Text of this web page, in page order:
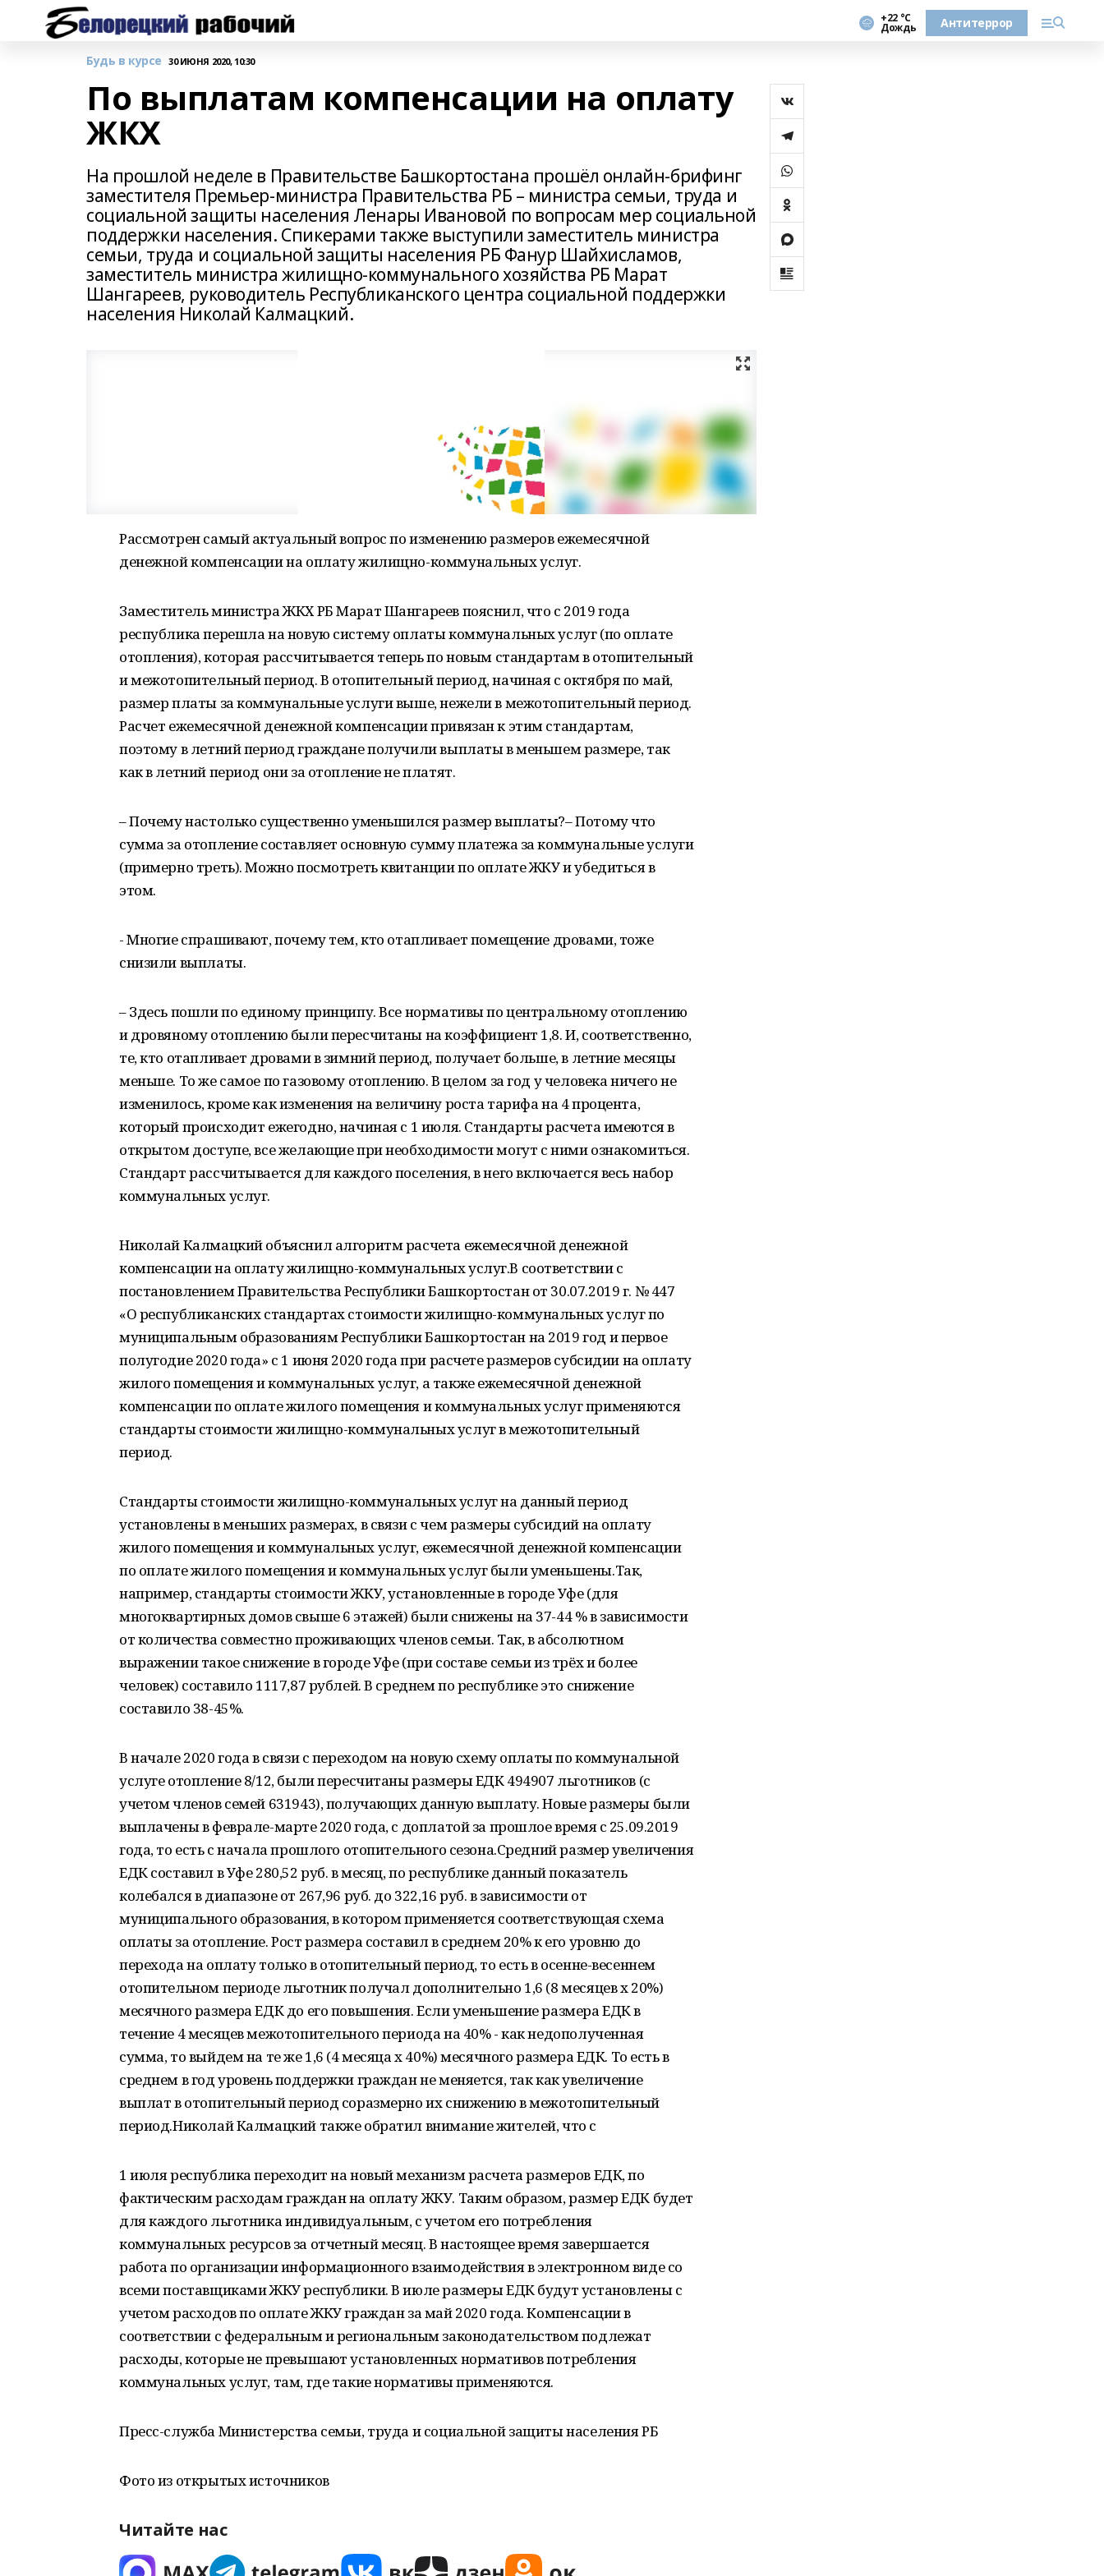
+22 °С
Дождь Антитеррор
Будь в курсе 30 ИЮНЯ 2020, 10:30
По выплатам компенсации на оплату
ЖКХ
На прошлой неделе в Правительстве Башкортостана прошёл онлайн-брифинг
заместителя Премьер-министра Правительства РБ – министра семьи, труда и
социальной защиты населения Ленары Ивановой по вопросам мер социальной
поддержки населения. Спикерами также выступили заместитель министра
семьи, труда и социальной защиты населения РБ Фанур Шайхисламов,
заместитель министра жилищно-коммунального хозяйства РБ Марат
Шангареев, руководитель Республиканского центра социальной поддержки
населения Николай Калмацкий.
Рассмотрен самый актуальный вопрос по изменению размеров ежемесячной
денежной компенсации на оплату жилищно-коммунальных услуг.
Заместитель министра ЖКХ РБ Марат Шангареев пояснил, что с 2019 года
республика перешла на новую систему оплаты коммунальных услуг (по оплате
отопления), которая рассчитывается теперь по новым стандартам в отопительный
и межотопительный период. В отопительный период, начиная с октября по май,
размер платы за коммунальные услуги выше, нежели в межотопительный период.
Расчет ежемесячной денежной компенсации привязан к этим стандартам,
поэтому в летний период граждане получили выплаты в меньшем размере, так
как в летний период они за отопление не платят.
– Почему настолько существенно уменьшился размер выплаты?– Потому что
сумма за отопление составляет основную сумму платежа за коммунальные услуги
(примерно треть). Можно посмотреть квитанции по оплате ЖКУ и убедиться в
этом.
- Многие спрашивают, почему тем, кто отапливает помещение дровами, тоже
снизили выплаты.
– Здесь пошли по единому принципу. Все нормативы по центральному отоплению
и дровяному отоплению были пересчитаны на коэффициент 1,8. И, соответственно,
те, кто отапливает дровами в зимний период, получает больше, в летние месяцы
меньше. То же самое по газовому отоплению. В целом за год у человека ничего не
изменилось, кроме как изменения на величину роста тарифа на 4 процента,
который происходит ежегодно, начиная с 1 июля. Стандарты расчета имеются в
открытом доступе, все желающие при необходимости могут с ними ознакомиться.
Стандарт рассчитывается для каждого поселения, в него включается весь набор
коммунальных услуг.
Николай Калмацкий объяснил алгоритм расчета ежемесячной денежной
компенсации на оплату жилищно-коммунальных услуг.В соответствии с
постановлением Правительства Республики Башкортостан от 30.07.2019 г. № 447
«О республиканских стандартах стоимости жилищно-коммунальных услуг по
муниципальным образованиям Республики Башкортостан на 2019 год и первое
полугодие 2020 года» с 1 июня 2020 года при расчете размеров субсидии на оплату
жилого помещения и коммунальных услуг, а также ежемесячной денежной
компенсации по оплате жилого помещения и коммунальных услуг применяются
стандарты стоимости жилищно-коммунальных услуг в межотопительный
период.
Стандарты стоимости жилищно-коммунальных услуг на данный период
установлены в меньших размерах, в связи с чем размеры субсидий на оплату
жилого помещения и коммунальных услуг, ежемесячной денежной компенсации
по оплате жилого помещения и коммунальных услуг были уменьшены.Так,
например, стандарты стоимости ЖКУ, установленные в городе Уфе (для
многоквартирных домов свыше 6 этажей) были снижены на 37-44 % в зависимости
от количества совместно проживающих членов семьи. Так, в абсолютном
выражении такое снижение в городе Уфе (при составе семьи из трёх и более
человек) составило 1117,87 рублей. В среднем по республике это снижение
составило 38-45%.
В начале 2020 года в связи с переходом на новую схему оплаты по коммунальной
услуге отопление 8/12, были пересчитаны размеры ЕДК 494907 льготников (с
учетом членов семей 631943), получающих данную выплату. Новые размеры были
выплачены в феврале-марте 2020 года, с доплатой за прошлое время с 25.09.2019
года, то есть с начала прошлого отопительного сезона.Средний размер увеличения
ЕДК составил в Уфе 280,52 руб. в месяц, по республике данный показатель
колебался в диапазоне от 267,96 руб. до 322,16 руб. в зависимости от
муниципального образования, в котором применяется соответствующая схема
оплаты за отопление. Рост размера составил в среднем 20% к его уровню до
перехода на оплату только в отопительный период, то есть в осенне-весеннем
отопительном периоде льготник получал дополнительно 1,6 (8 месяцев х 20%)
месячного размера ЕДК до его повышения. Если уменьшение размера ЕДК в
течение 4 месяцев межотопительного периода на 40% - как недополученная
сумма, то выйдем на те же 1,6 (4 месяца х 40%) месячного размера ЕДК. То есть в
среднем в год уровень поддержки граждан не меняется, так как увеличение
выплат в отопительный период соразмерно их снижению в межотопительный
период.Николай Калмацкий также обратил внимание жителей, что с
1 июля республика переходит на новый механизм расчета размеров ЕДК, по
фактическим расходам граждан на оплату ЖКУ. Таким образом, размер ЕДК будет
для каждого льготника индивидуальным, с учетом его потребления
коммунальных ресурсов за отчетный месяц. В настоящее время завершается
работа по организации информационного взаимодействия в электронном виде со
всеми поставщиками ЖКУ республики. В июле размеры ЕДК будут установлены с
учетом расходов по оплате ЖКУ граждан за май 2020 года. Компенсации в
соответствии с федеральным и региональным законодательством подлежат
расходы, которые не превышают установленных нормативов потребления
коммунальных услуг, там, где такие нормативы применяются.
Пресс-служба Министерства семьи, труда и социальной защиты населения РБ
Фото из открытых источников
Читайте нас